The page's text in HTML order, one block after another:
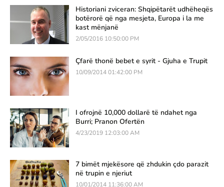
Historiani zviceran: Shqipëtarët udhëheqës
botërorë që nga mesjeta, Europa i la me
kast mënjanë
2/05/2016 10:50:00 PM
Çfarë thonë bebet e syrit - Gjuha e Trupit
10/09/2014 01:42:00 PM
I ofrojnë 10,000 dollarë të ndahet nga
Burri; Pranon Ofertën
4/23/2019 12:03:00 AM
7 bimët mjekësore që zhdukin çdo parazit
në trupin e njeriut
10/01/2014 11:36:00 AM